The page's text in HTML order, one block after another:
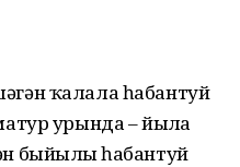
ҡалала һабантуй
урында – йылға
быйылғы һабантуй